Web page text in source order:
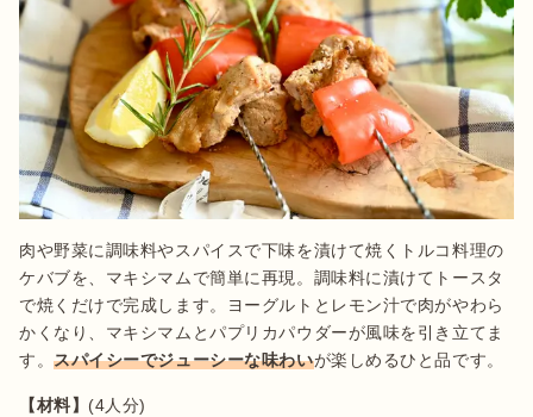
肉や野菜に調味料やスパイスで下味を漬けて焼くトルコ料理の
ケバブを、マキシマムで簡単に再現。調味料に漬けてトースタ
で焼くだけで完成します。ヨーグルトとレモン汁で肉がやわら
かくなり、マキシマムとパプリカパウダーが風味を引き立てま
す。スパイシーでジューシーな味わいが楽しめるひと品です。
【材料】